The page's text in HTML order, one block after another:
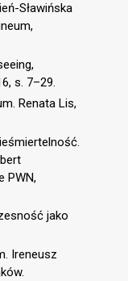
Sławińska
s. 7–29.
Renata Lis,
PWN,
jako
Ireneusz